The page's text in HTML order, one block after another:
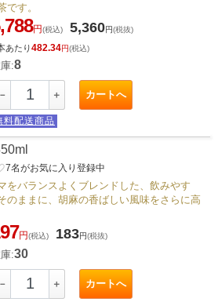
す。
円(税込) 5,360円(税抜)
あたり482.34円(税込)
:8
－ ＋ カートへ
料配送商品
7名がお気に入り登録中
をバランスよくブレンドした、飲みやす
のままに、胡麻の香ばしい風味をさらに高
円(税込) 183円(税抜)
:30
－ ＋ カートへ